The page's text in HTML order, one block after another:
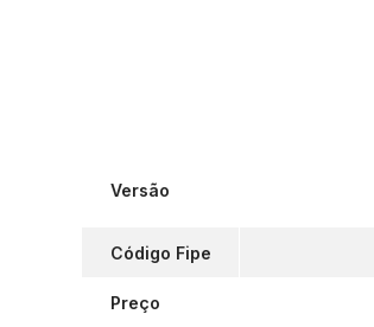
Versão
Código Fipe
Preço